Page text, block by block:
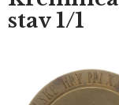
stav 1/1